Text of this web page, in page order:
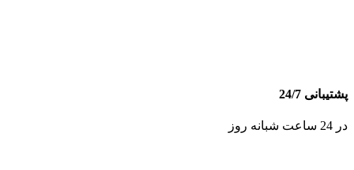
پشتیبانی 24/7
در 24 ساعت شبانه روز